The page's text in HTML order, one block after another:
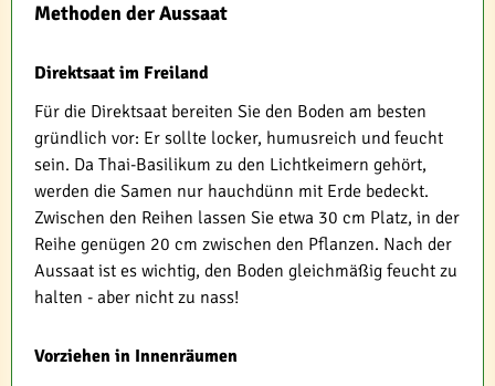
Methoden der Aussaat
Direktsaat im Freiland
Für die Direktsaat bereiten Sie den Boden am besten
gründlich vor: Er sollte locker, humusreich und feucht
sein. Da Thai-Basilikum zu den Lichtkeimern gehört,
werden die Samen nur hauchdünn mit Erde bedeckt.
Zwischen den Reihen lassen Sie etwa 30 cm Platz, in der
Reihe genügen 20 cm zwischen den Pflanzen. Nach der
Aussaat ist es wichtig, den Boden gleichmäßig feucht zu
halten - aber nicht zu nass!
Vorziehen in Innenräumen